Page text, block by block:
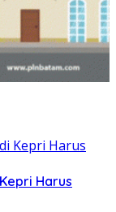
Harus